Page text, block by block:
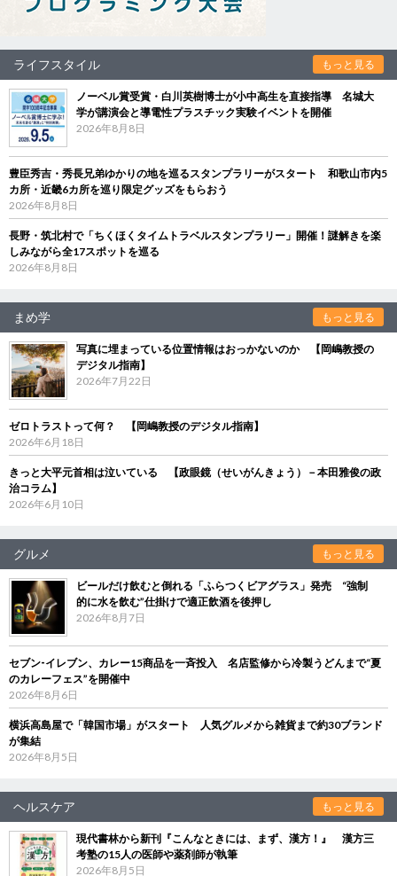
ライフスタイル もっと見る
ノーベル賞受賞・白川英樹博士が小中高生を直接指導 名城大
学が講演会と導電性プラスチック実験イベントを開催
2026年8月8日
豊臣秀吉・秀長兄弟ゆかりの地を巡るスタンプラリーがスタート 和歌山市内5
カ所・近畿6カ所を巡り限定グッズをもらおう
2026年8月8日
長野・筑北村で「ちくほくタイムトラベルスタンプラリー」開催！謎解きを楽
しみながら全17スポットを巡る
2026年8月8日
まめ学 もっと見る
写真に埋まっている位置情報はおっかないのか 【岡嶋教授の
デジタル指南】
2026年7月22日
ゼロトラストって何？ 【岡嶋教授のデジタル指南】
2026年6月18日
きっと大平元首相は泣いている 【政眼鏡（せいがんきょう）－本田雅俊の政
治コラム】
2026年6月10日
グルメ もっと見る
ビールだけ飲むと倒れる「ふらつくビアグラス」発売 “強制
的に水を飲む”仕掛けで適正飲酒を後押し
2026年8月7日
セブン‐イレブン、カレー15商品を一斉投入 名店監修から冷製うどんまで“夏
のカレーフェス”を開催中
2026年8月6日
横浜高島屋で「韓国市場」がスタート 人気グルメから雑貨まで約30ブランド
が集結
2026年8月5日
ヘルスケア もっと見る
現代書林から新刊『こんなときには、まず、漢方！』 漢方三
考塾の15人の医師や薬剤師が執筆
2026年8月5日